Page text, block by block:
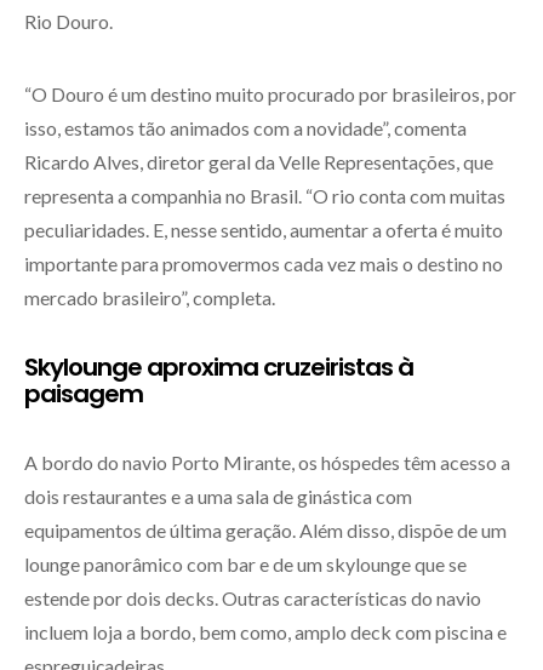
Rio Douro.
“O Douro é um destino muito procurado por brasileiros, por
isso, estamos tão animados com a novidade”, comenta
Ricardo Alves, diretor geral da Velle Representações, que
representa a companhia no Brasil. “O rio conta com muitas
peculiaridades. E, nesse sentido, aumentar a oferta é muito
importante para promovermos cada vez mais o destino no
mercado brasileiro”, completa.
Skylounge aproxima cruzeiristas à
paisagem
A bordo do navio Porto Mirante, os hóspedes têm acesso a
dois restaurantes e a uma sala de ginástica com
equipamentos de última geração. Além disso, dispõe de um
lounge panorâmico com bar e de um skylounge que se
estende por dois decks. Outras características do navio
incluem loja a bordo, bem como, amplo deck com piscina e
espreguiçadeiras.